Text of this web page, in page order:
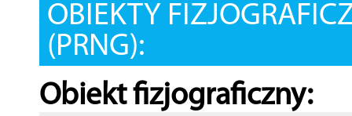
OBIEKTY
(PRNG):
Obiekt fizjograficzny: